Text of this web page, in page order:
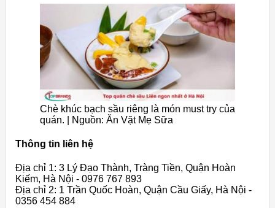
Chè khúc bạch sầu riêng là món must try của
quán. | Nguồn: Ăn Vặt Mẹ Sữa
Thông tin liên hệ
Địa chỉ 1: 3 Lý Đạo Thành, Tràng Tiền, Quận Hoàn
Kiếm, Hà Nội - 0976 767 893
Địa chỉ 2: 1 Trần Quốc Hoàn, Quận Cầu Giấy, Hà Nội -
0356 454 884